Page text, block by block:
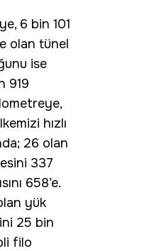
6 bin 101
olan tünel
ise
919
hızlı
26 olan
337
658’e.
yük
25 bin
filo